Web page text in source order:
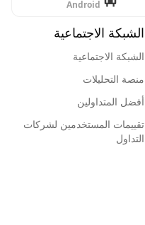
Android
الشبكة الاجتماعية
الشبكة الاجتماعية
منصة التحليلات
أفضل المتداولين
تقييمات المستخدمين لشركات
التداول